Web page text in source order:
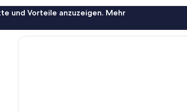
und Vorteile anzuzeigen. Mehr